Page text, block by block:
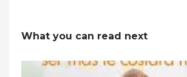
What you can read next